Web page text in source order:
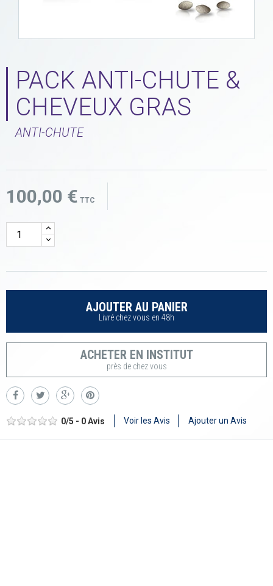
PACK ANTI-CHUTE &
CHEVEUX GRAS
ANTI-CHUTE
100,00 € TTC
AJOUTER AU PANIER
Livré chez vous en 48h
ACHETER EN INSTITUT
près de chez vous
0/5 - 0Avis Voir les Avis Ajouter un Avis